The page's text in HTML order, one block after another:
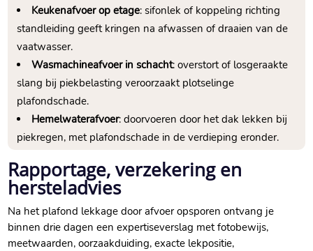
Keukenafvoer op etage: sifonlek of koppeling richting
standleiding geeft kringen na afwassen of draaien van de
vaatwasser.​
Wasmachineafvoer in schacht: overstort of losgeraakte
slang bij piekbelasting veroorzaakt plotselinge
plafondschade.​
Hemelwaterafvoer: doorvoeren door het dak lekken bij
piekregen, met plafondschade in de verdieping eronder.​
Rapportage, verzekering en
hersteladvies
Na het plafond lekkage door afvoer opsporen ontvang je
binnen drie dagen een expertiseverslag met fotobewijs,
meetwaarden, oorzaakduiding, exacte lekpositie,